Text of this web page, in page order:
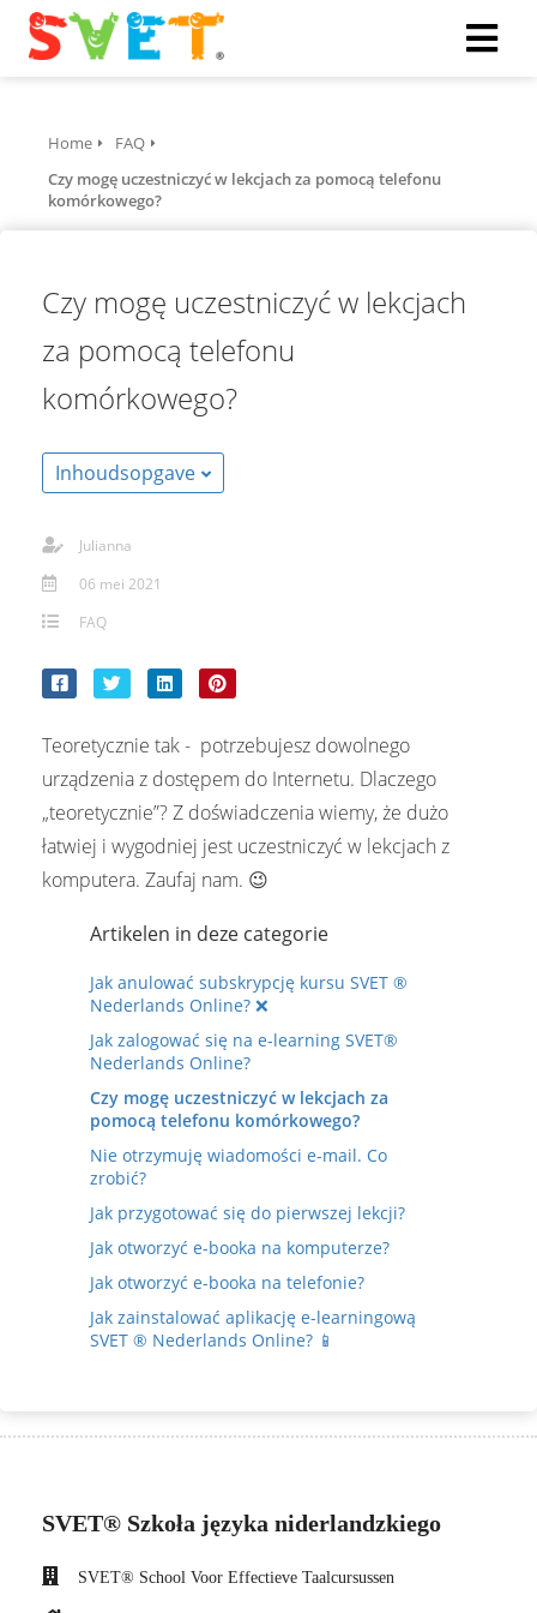
Home
FAQ
Czy mogę uczestniczyć w lekcjach za pomocą telefonu
komórkowego?
Czy mogę uczestniczyć w lekcjach
za pomocą telefonu
komórkowego?
Inhoudsopgave
Julianna
06 mei 2021
FAQ
Teoretycznie tak - potrzebujesz dowolnego
urządzenia z dostępem do Internetu. Dlaczego
„teoretycznie”? Z doświadczenia wiemy, że dużo
łatwiej i wygodniej jest uczestniczyć w lekcjach z
komputera. Zaufaj nam. 😉
Artikelen in deze categorie
Jak anulować subskrypcję kursu SVET ®
Nederlands Online? ❌
Jak zalogować się na e-learning SVET®
Nederlands Online?
Czy mogę uczestniczyć w lekcjach za
pomocą telefonu komórkowego?
Nie otrzymuję wiadomości e-mail. Co
zrobić?
Jak przygotować się do pierwszej lekcji?
Jak otworzyć e-booka na komputerze?
Jak otworzyć e-booka na telefonie?
Jak zainstalować aplikację e-learningową
SVET ® Nederlands Online? 📱
SVET® Szkoła języka niderlandzkiego
SVET® School Voor Effectieve Taalcursussen